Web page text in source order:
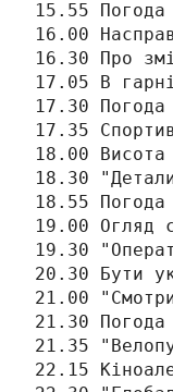
15.55 Погода
16.00
16.30 Про
17.05 В
17.30 Погода
17.35
18.00 Висота
18.30
18.55 Погода
19.00 Огляд
19.30
20.30 Бути
21.00
21.30 Погода
21.35
22.15